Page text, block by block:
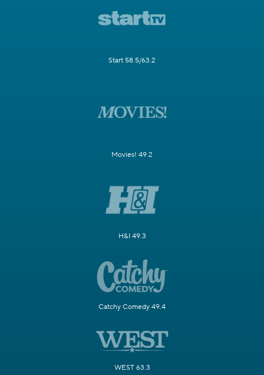
Start 58.5/63.2
Movies! 49.2
H&I 49.3
Catchy Comedy 49.4
WEST 63.3